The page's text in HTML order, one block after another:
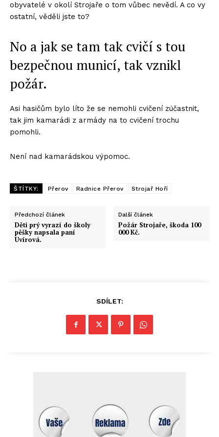
obyvatelé v okolí Strojaře o tom vůbec nevědí. A co vy
ostatní, věděli jste to?
No a jak se tam tak cvičí s tou
bezpečnou municí, tak vznikl
požár.
Asi hasičům bylo líto že se nemohli cvičení zúčastnit,
tak jim kamarádi z armády na to cvičení trochu
pomohli.
Není nad kamarádskou výpomoc.
ŠTÍTKY: Přerov Radnice Přerov Strojař Hoří
Předchozí článek
Děti prý vyrazí do školy
pěšky napsala paní
Uvírová.
Další článek
Požár Strojaře, škoda 100
000 Kč.
SDÍLET: